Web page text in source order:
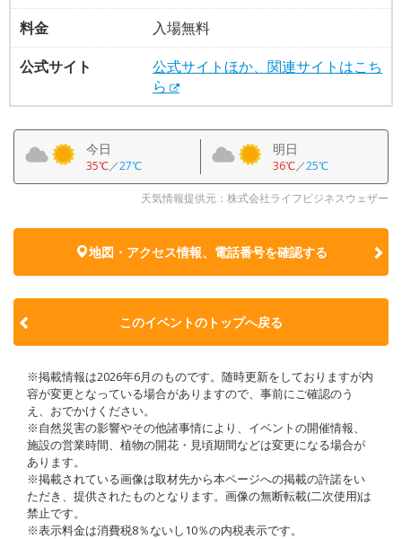
料金
入場無料
公式サイト
公式サイトほか、関連サイトはこち
ら
今日
35℃／27℃
明日
36℃／25℃
天気情報提供元：株式会社ライフビジネスウェザー
地図・アクセス情報、電話番号を確認する
このイベントのトップへ戻る
※掲載情報は2026年6月のものです。随時更新をしておりますが内
容が変更となっている場合がありますので、事前にご確認のう
え、おでかけください。
※自然災害の影響やその他諸事情により、イベントの開催情報、
施設の営業時間、植物の開花・見頃期間などは変更になる場合が
あります。
※掲載されている画像は取材先から本ページへの掲載の許諾をい
ただき、提供されたものとなります。画像の無断転載(二次使用)は
禁止です。
※表示料金は消費税8％ないし10％の内税表示です。